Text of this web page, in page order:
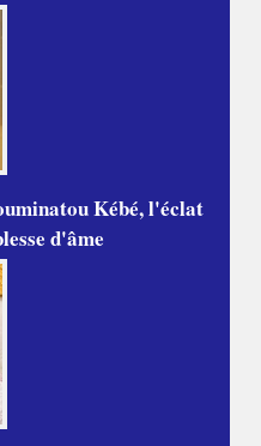
Kébé, l'éclat
d'âme